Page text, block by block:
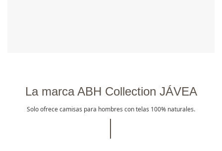
La marca ABH Collection JÁVEA
Solo ofrece camisas para hombres con telas 100% naturales.